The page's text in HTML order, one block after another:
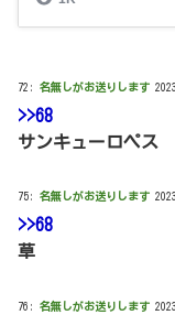
72: 名無しがお送りします
>>68
サンキューロペス
75: 名無しがお送りします
>>68
草
76: 名無しがお送りします